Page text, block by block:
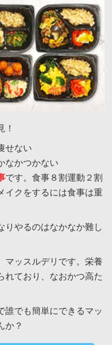
！
せない
なかつかない
です。食事８割運動２割
イクをするには食事は重
りやるのはなかなか難し
マッスルデリです。栄養
れており、なおかつ高た
誰でも簡単にできるマッ
か？